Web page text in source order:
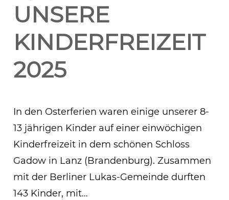
UNSERE
KINDERFREIZEIT
2025
In den Osterferien waren einige unserer 8-
13 jährigen Kinder auf einer einwöchigen
Kinderfreizeit in dem schönen Schloss
Gadow in Lanz (Brandenburg). Zusammen
mit der Berliner Lukas-Gemeinde durften
143 Kinder, mit…